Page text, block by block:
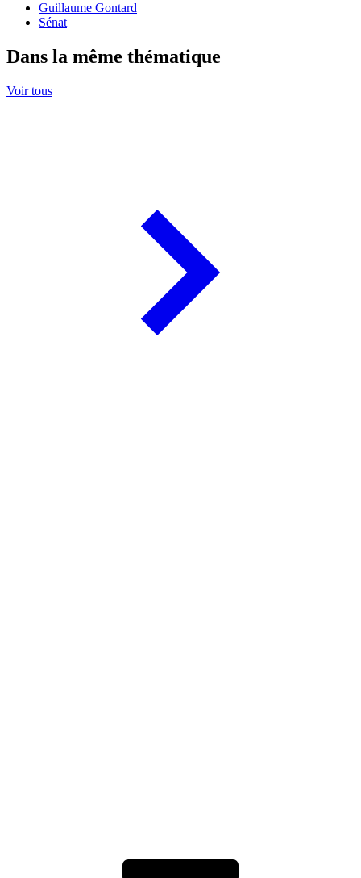
Guillaume Gontard
Sénat
Dans la même thématique
Voir tous